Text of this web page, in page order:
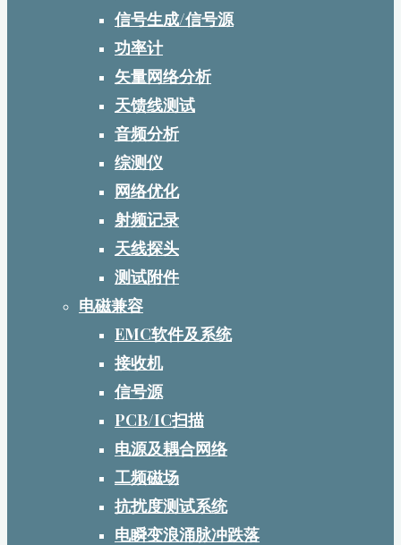
信号生成/信号源
功率计
矢量网络分析
天馈线测试
音频分析
综测仪
网络优化
射频记录
天线探头
测试附件
电磁兼容
EMC软件及系统
接收机
信号源
PCB/IC扫描
电源及耦合网络
工频磁场
抗扰度测试系统
电瞬变浪涌脉冲跌落